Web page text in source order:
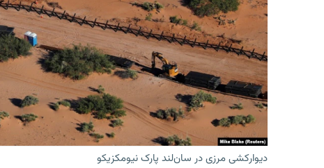
دیوارکشی مرزی در سان‌لند پارک نیومکزیکو